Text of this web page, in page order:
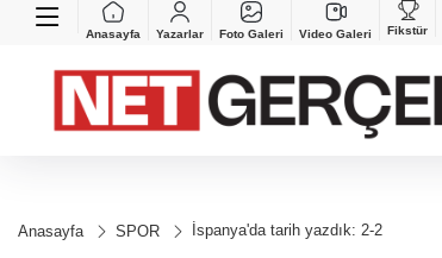
Anasayfa Yazarlar Foto Galeri Video Galeri Fikstür
Anasayfa SPOR İspanya'da tarih yazdık: 2-2